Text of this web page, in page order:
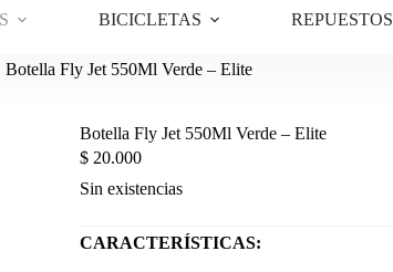
BICICLETAS REPUESTOS
Botella Fly Jet 550Ml Verde – Elite
Botella Fly Jet 550Ml Verde – Elite
$ 20.000
Sin existencias
CARACTERÍSTICAS: